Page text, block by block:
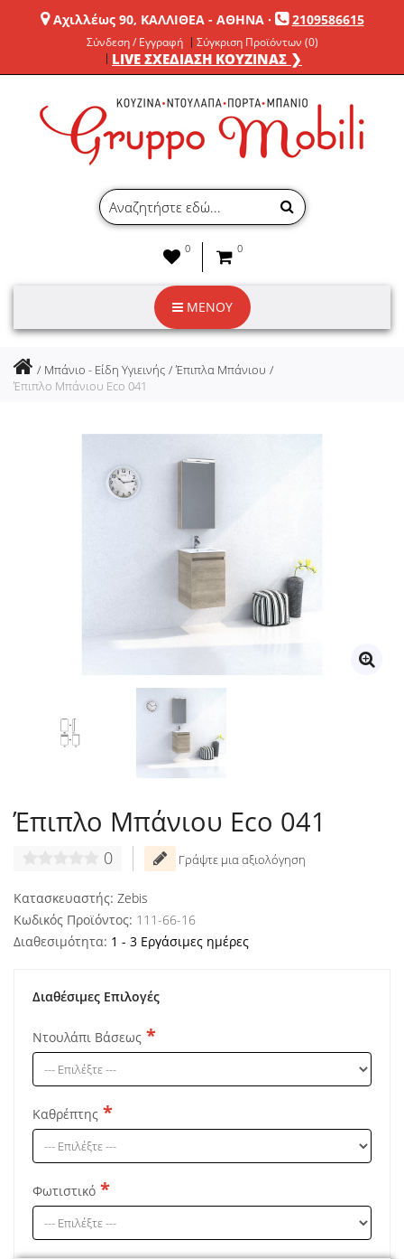
Αχιλλέως 90, ΚΑΛΛΙΘΕΑ - ΑΘΗΝΑ· 2109586615
Σύνδεση / Εγγραφή Σύγκριση Προϊόντων (0)
LIVE ΣΧΕΔΙΑΣΗ ΚΟΥΖΙΝΑΣ ❯
0 0
ΜΕΝΟΥ
Μπάνιο - Είδη Υγιεινής
Έπιπλα Μπάνιου
Έπιπλο Μπάνιου Eco 041
Έπιπλο Μπάνιου Eco 041
0 Γράψτε μια αξιολόγηση
Κατασκευαστής: Zebis
Κωδικός Προϊόντος: 111-66-16
Διαθεσιμότητα: 1 - 3 Εργάσιμες ημέρες
Διαθέσιμες Επιλογές
Ντουλάπι Βάσεως
Καθρέπτης
Φωτιστικό